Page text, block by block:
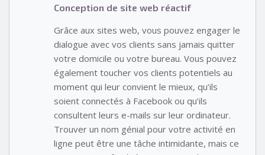
Conception de site web réactif
Grâce aux sites web, vous pouvez engager le
dialogue avec vos clients sans jamais quitter
votre domicile ou votre bureau. Vous pouvez
également toucher vos clients potentiels au
moment qui leur convient le mieux, qu’ils
soient connectés à Facebook ou qu’ils
consultent leurs e-mails sur leur ordinateur.
Trouver un nom génial pour votre activité en
ligne peut être une tâche intimidante, mais ce